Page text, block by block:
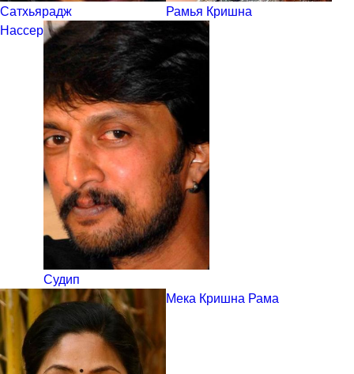
Сатхьярадж
Рамья Кришна
Нассер
Судип
Мека Кришна Рама